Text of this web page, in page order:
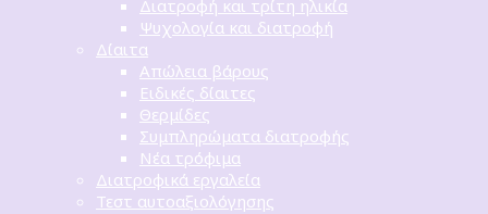
Διατροφή και τρίτη ηλικία
Ψυχολογία και διατροφή
Δίαιτα
Απώλεια βάρους
Ειδικές δίαιτες
Θερμίδες
Συμπληρώματα διατροφής
Νέα τρόφιμα
Διατροφικά εργαλεία
Τεστ αυτοαξιολόγησης